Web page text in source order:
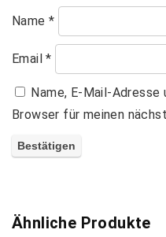
Name *
Email*
Name, E-Mail-
Browser für meinen
t
Ähnliche Produkte